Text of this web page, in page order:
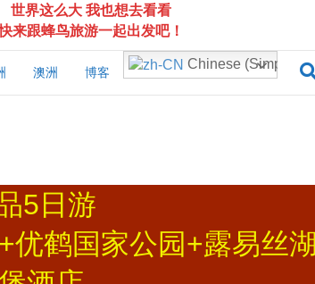
世界这么大 我也想去看看
来跟蜂鸟旅游一起出发吧！
澳洲 博客
Chinese (Simplified)
5日游
鹤国家公园+露易丝湖